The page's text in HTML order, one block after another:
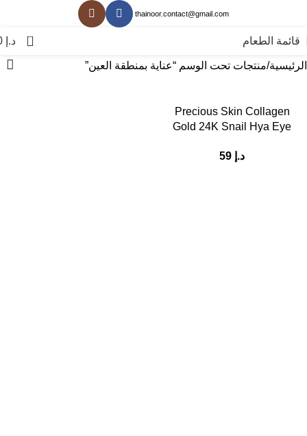
thainoor.contact@gmail.com
قائمة الطعام 0 د.إ
الرئيسية منتجات تحت الوسم “عناية بمنطقة العين”
Precious Skin Collagen
Gold 24K Snail Hya Eye
د.إ